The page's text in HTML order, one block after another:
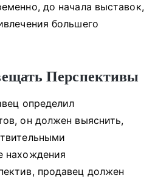
до начала выставок,
большего
Перспективы
определил
он должен выяснить,
нахождения
продавец должен